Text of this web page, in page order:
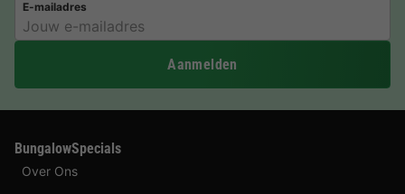
E-mailadres
Aanmelden
BungalowSpecials
Over Ons